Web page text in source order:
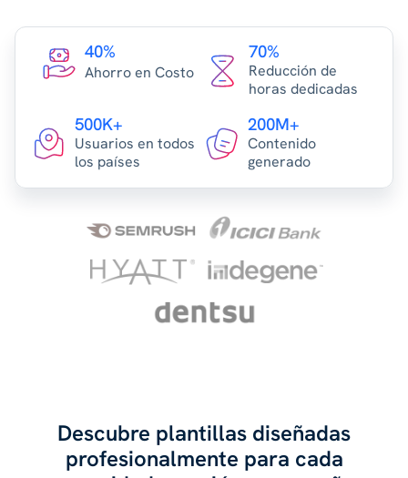
40%
Ahorro en Costo
70%
Reducción de
horas dedicadas
500K+
Usuarios en todos
los países
200M+
Contenido
generado
Descubre plantillas diseñadas
profesionalmente para cada